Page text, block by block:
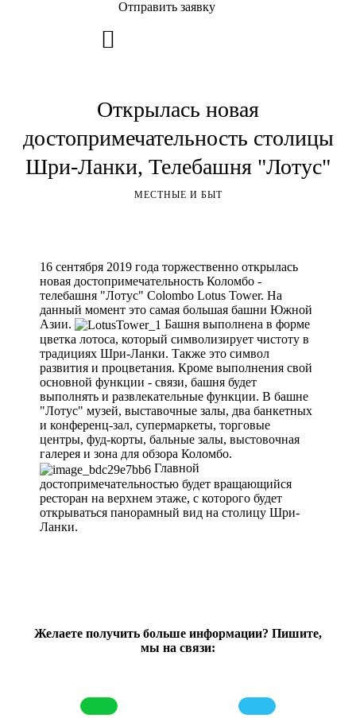
Отправить заявку
Открылась новая
достопримечательность столицы
Шри-Ланки, Телебашня "Лотус"
МЕСТНЫЕ И БЫТ
16 сентября 2019 года торжественно открылась
новая достопримечательность Коломбо -
телебашня "Лотус" Colombo Lotus Tower. На
данный момент это самая большая башни Южной
Азии.
Башня выполнена в форме
цветка лотоса, который символизирует чистоту в
традициях Шри-Ланки. Также это символ
развития и процветания. Кроме выполнения свой
основной функции - связи, башня будет
выполнять и развлекательные функции. В башне
"Лотус" музей, выставочные залы, два банкетных
и конференц-зал, супермаркеты, торговые
центры, фуд-корты, бальные залы, выстовочная
галерея и зона для обзора Коломбо.
Главной
достопримечательностью будет вращающийся
ресторан на верхнем этаже, с которого будет
открываться панорамный вид на столицу Шри-
Ланки.
Желаете получить больше информации? Пишите,
мы на связи: